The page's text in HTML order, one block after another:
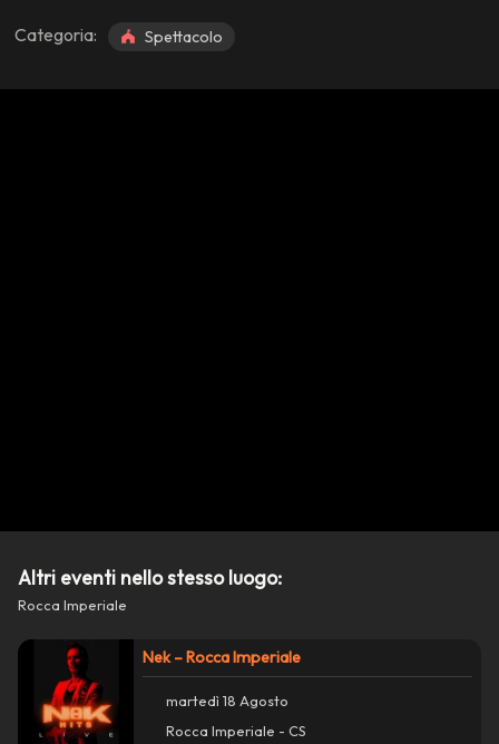
Categoria: Spettacolo
Altri eventi nello stesso luogo:
Rocca Imperiale
Nek – Rocca Imperiale
martedì 18 Agosto
Rocca Imperiale - CS